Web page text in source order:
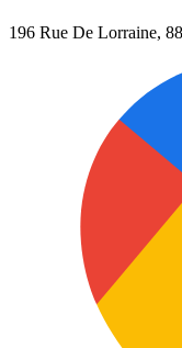
196 Rue De Lorraine,